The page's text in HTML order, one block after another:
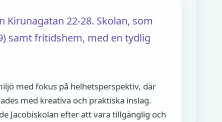
22-28. Skolan, som
samt fritidshem, med en tydlig
med fokus på helhetsperspektiv, där
med kreativa och praktiska inslag.
Jacobiskolan efter att vara tillgänglig och